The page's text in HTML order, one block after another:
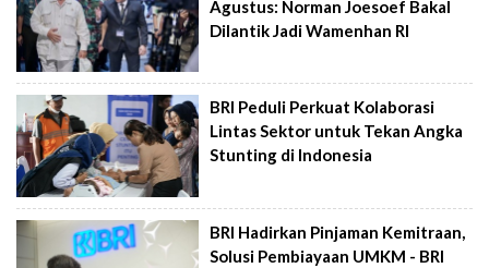
Agustus: Norman Joesoef Bakal
Dilantik Jadi Wamenhan RI
BRI Peduli Perkuat Kolaborasi
Lintas Sektor untuk Tekan Angka
Stunting di Indonesia
BRI Hadirkan Pinjaman Kemitraan,
Solusi Pembiayaan UMKM - BRI